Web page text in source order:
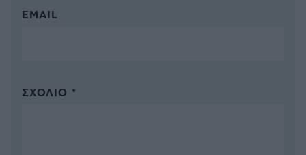
EMAIL
ΣΧΌΛΙΟ *